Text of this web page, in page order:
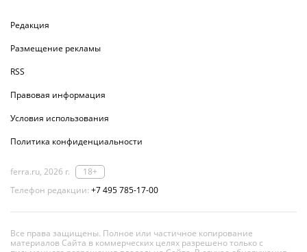
Редакция
Размещение рекламы
RSS
Правовая информация
Условия использования
Политика конфиденциальности
ferra.ru, 2026 г.
18+
Телефон редакции: +7 495 785-17-00
Все права защищены. Полное или частичное копирование
материалов Сайта в коммерческих целях разрешено только с